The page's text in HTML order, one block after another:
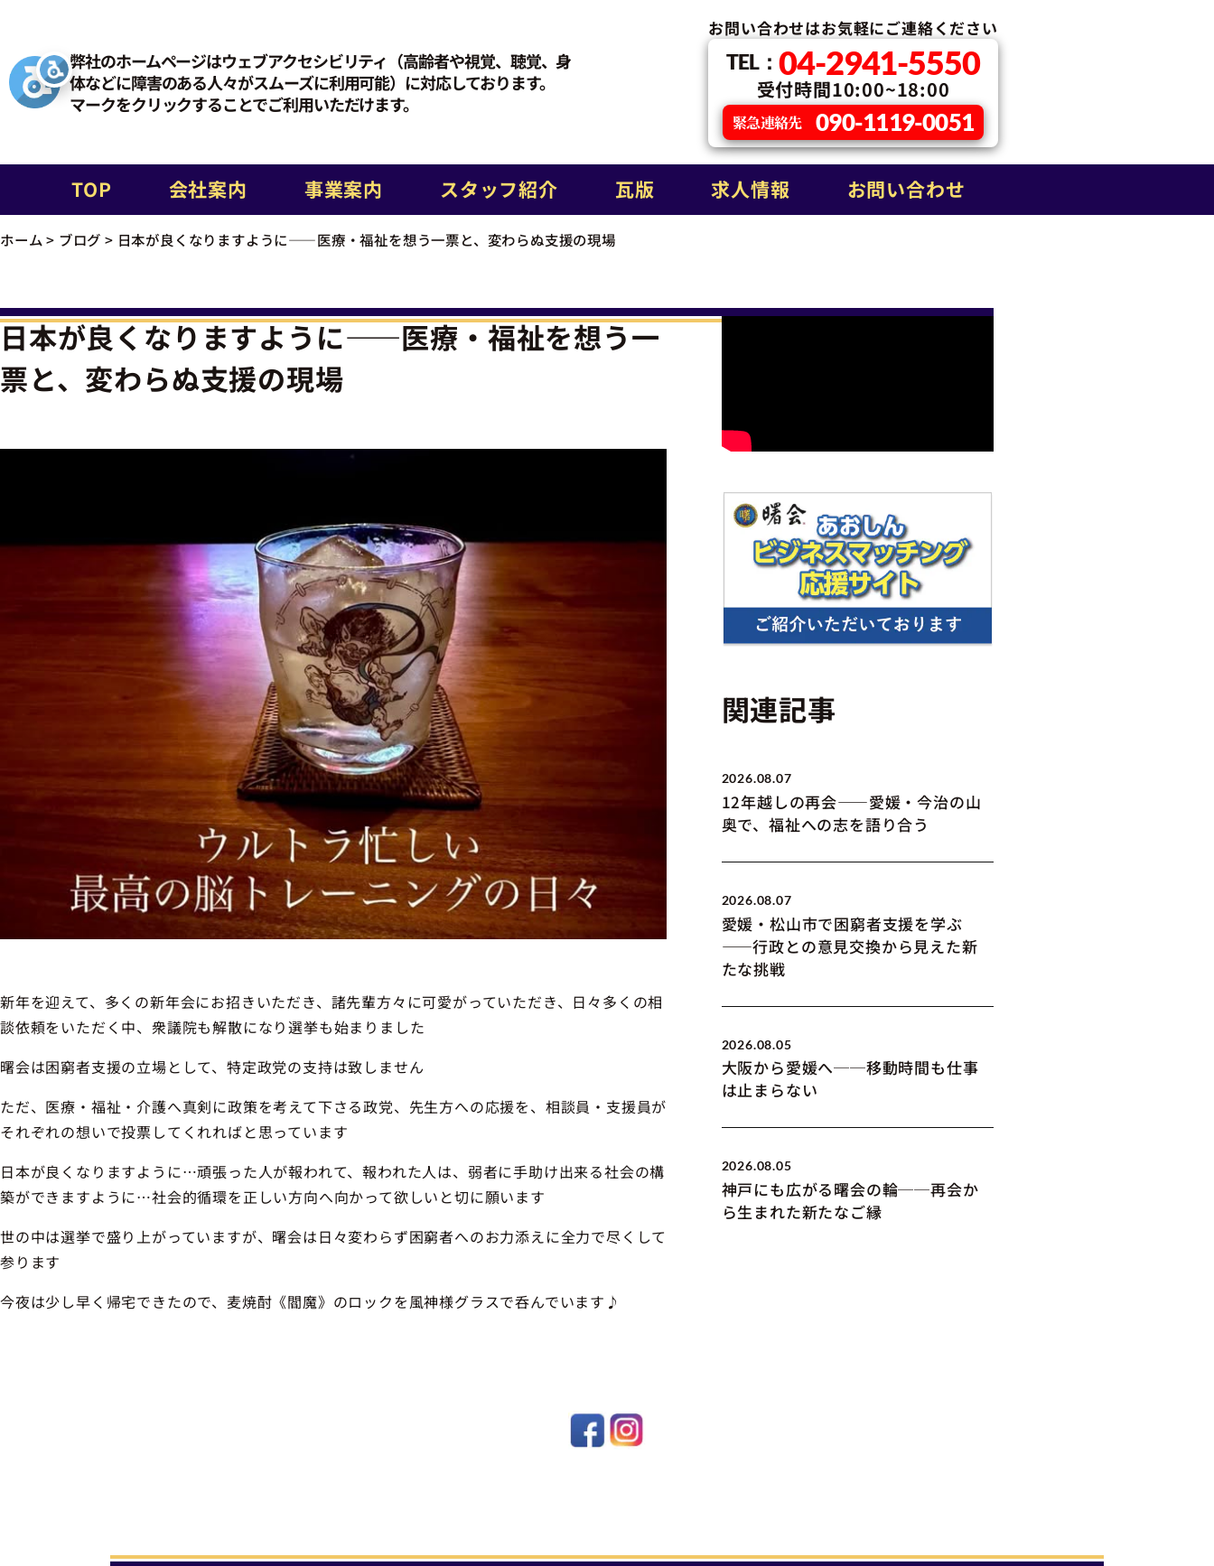
弊社のホームページはウェブアクセシビリティ（高齢者や視覚、聴覚、身
体などに障害のある人々がスムーズに利用可能）に対応しております。
マークをクリックすることでご利用いただけます。
お問い合わせはお気軽にご連絡ください
TEL： 04-2941-5550
受付時間10:00~18:00
緊急連絡先 090-1119-0051
TOP 会社案内 事業案内 スタッフ紹介 瓦版 求人情報 お問い合わせ
ホーム > ブログ > 日本が良くなりますように――医療・福祉を想う一票と、変わらぬ支援の現場
日本が良くなりますように――医療・福祉を想う一
票と、変わらぬ支援の現場
新年を迎えて、多くの新年会にお招きいただき、諸先輩方々に可愛がっていただき、日々多くの相
談依頼をいただく中、衆議院も解散になり選挙も始まりました
曙会は困窮者支援の立場として、特定政党の支持は致しません
ただ、医療・福祉・介護へ真剣に政策を考えて下さる政党、先生方への応援を、相談員・支援員が
それぞれの想いで投票してくれればと思っています
日本が良くなりますように…頑張った人が報われて、報われた人は、弱者に手助け出来る社会の構
築ができますように…社会的循環を正しい方向へ向かって欲しいと切に願います
世の中は選挙で盛り上がっていますが、曙会は日々変わらず困窮者へのお力添えに全力で尽くして
参ります
今夜は少し早く帰宅できたので、麦焼酎《閻魔》のロックを風神様グラスで呑んでいます♪
関連記事
2026.08.07
12年越しの再会――愛媛・今治の山
奥で、福祉への志を語り合う
2026.08.07
愛媛・松山市で困窮者支援を学ぶ
――行政との意見交換から見えた新
たな挑戦
2026.08.05
大阪から愛媛へ──移動時間も仕事
は止まらない
2026.08.05
神戸にも広がる曙会の輪──再会か
ら生まれた新たなご縁